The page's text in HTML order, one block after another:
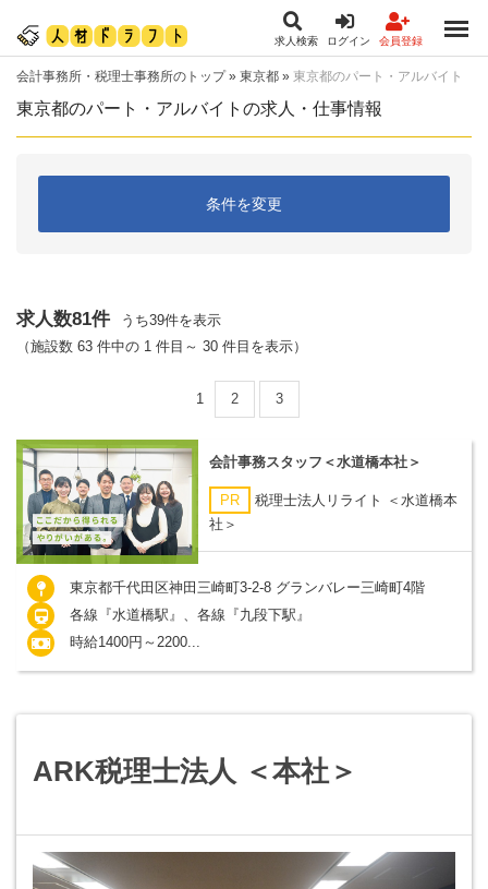
求人検索 ログイン 会員登録
会計事務所・税理士事務所のトップ» 東京都 » 東京都のパート・アルバイト
東京都のパート・アルバイトの求人・仕事情報
条件を変更
求人数81件
うち39件を表示
（施設数 63 件中の 1 件目～ 30 件目を表示）
1 2 3
会計事務スタッフ＜水道橋本社＞
PR
税理士法人リライト ＜水道橋本
社＞
東京都千代田区神田三崎町3-2-8 グランバレー三崎町4階
各線『水道橋駅』、各線『九段下駅』
時給1400円～2200...
ARK税理士法人 ＜本社＞